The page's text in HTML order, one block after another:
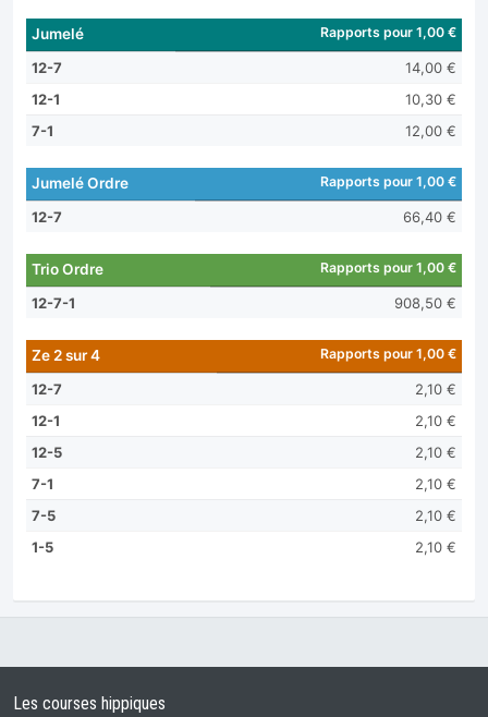
Jumelé Rapports pour 1,00 €
12-7
14,00 €
12-1
10,30 €
7-1
12,00 €
Jumelé Ordre Rapports pour 1,00 €
12-7 66,40 €
Trio Ordre Rapports pour 1,00 €
12-7-1 908,50 €
Ze 2 sur 4 Rapports pour 1,00 €
12-7
2,10 €
12-1
2,10 €
12-5
2,10 €
7-1
2,10 €
7-5
2,10 €
1-5
2,10 €
Les courses hippiques